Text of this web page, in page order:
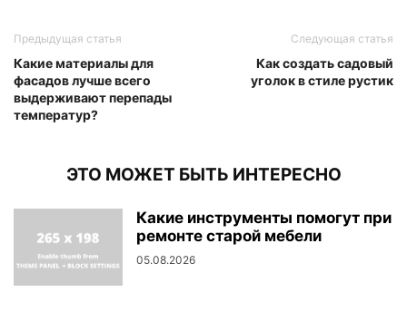
Предыдущая статья
Какие материалы для
фасадов лучше всего
выдерживают перепады
температур?
Следующая статья
Как создать садовый
уголок в стиле рустик
ЭТО МОЖЕТ БЫТЬ ИНТЕРЕСНО
Какие инструменты помогут при
ремонте старой мебели
05.08.2026